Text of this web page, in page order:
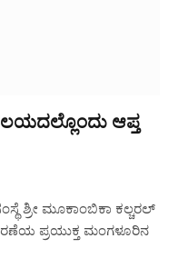
ಆಪ್ತ
ಶ್ರೀ ಮೂಕಾಂಬಿಕಾ ಕಲ್ಚರಲ್
ಪ್ರಯುಕ್ತ ಮಂಗಳೂರಿನ